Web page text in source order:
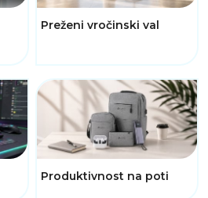
Preženi vročinski val
Produktivnost na poti